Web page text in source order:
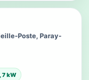
Poste, Paray-
7 kW